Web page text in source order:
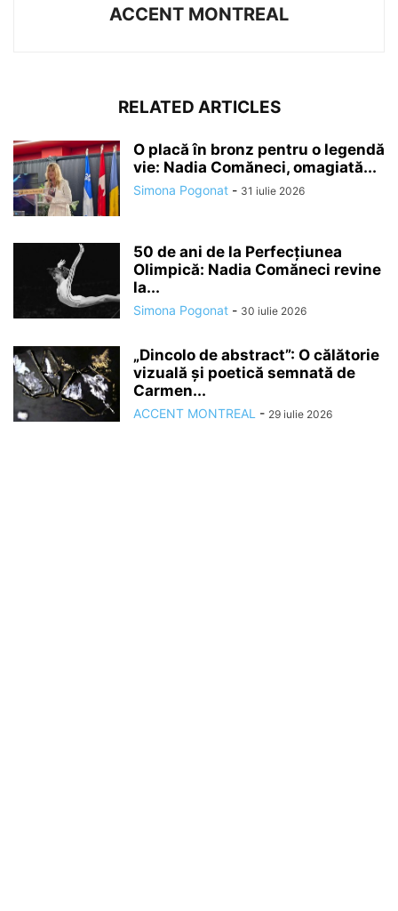
ACCENT MONTREAL
RELATED ARTICLES
O placă în bronz pentru o legendă
vie: Nadia Comăneci, omagiată...
Simona Pogonat - 31 iulie 2026
50 de ani de la Perfecțiunea
Olimpică: Nadia Comăneci revine
la...
Simona Pogonat - 30 iulie 2026
„Dincolo de abstract”: O călătorie
vizuală și poetică semnată de
Carmen...
ACCENT MONTREAL - 29 iulie 2026